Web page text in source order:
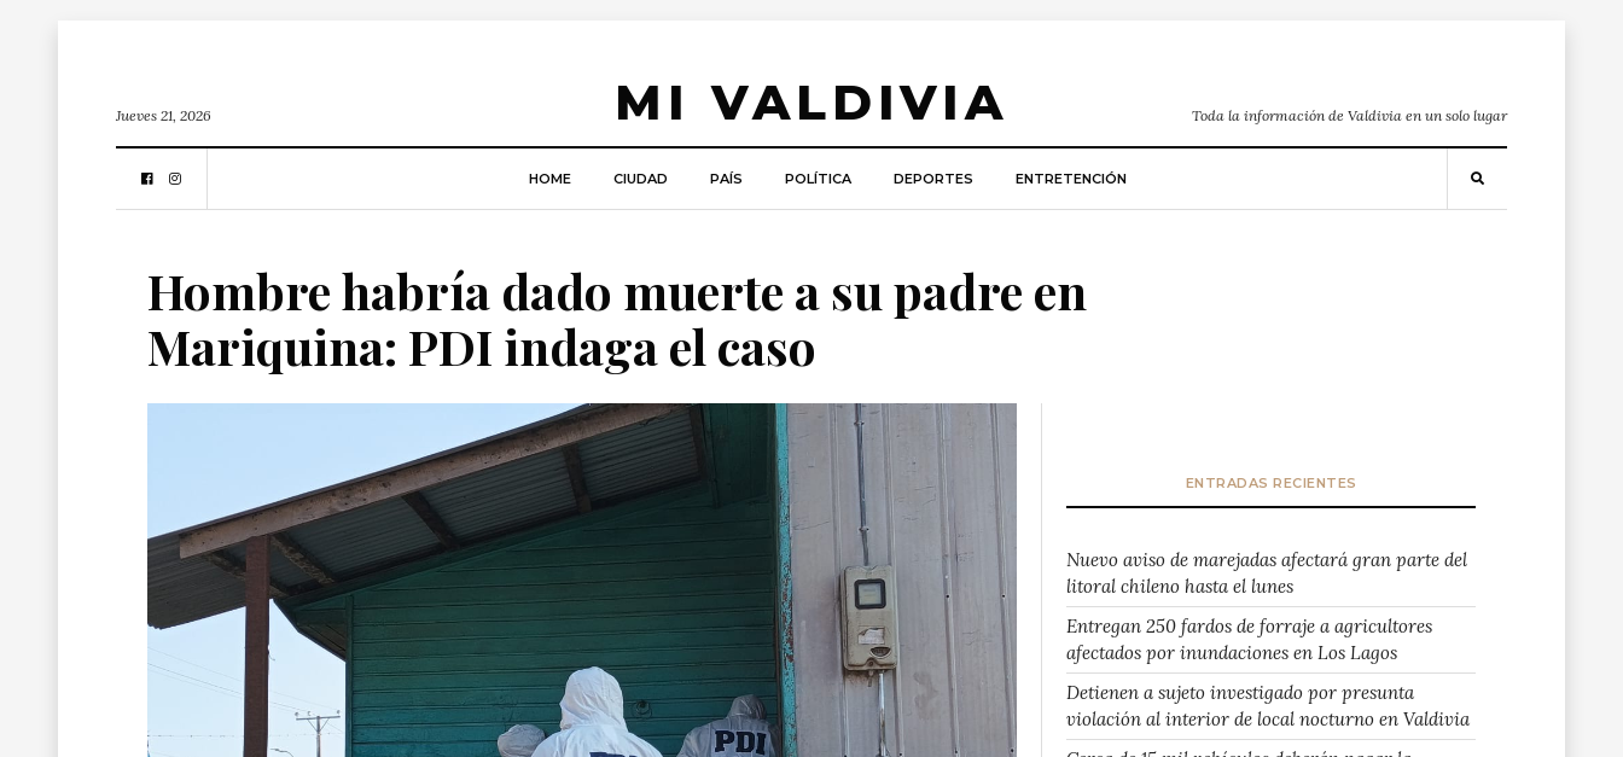
MI VALDIVIA
Jueves 21, 2026 Toda la información de Valdivia en un solo lugar
HOME CIUDAD PAÍS POLÍTICA DEPORTES ENTRETENCIÓN
Hombre habría dado muerte a su padre en
Mariquina: PDI indaga el caso
ENTRADAS RECIENTES
Nuevo aviso de marejadas afectará gran parte del
litoral chileno hasta el lunes
Entregan 250 fardos de forraje a agricultores
afectados por inundaciones en Los Lagos
Detienen a sujeto investigado por presunta
violación al interior de local nocturno en Valdivia